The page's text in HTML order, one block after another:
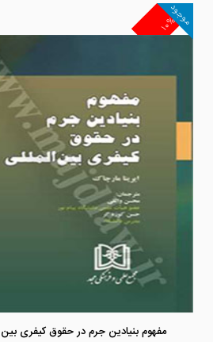
۱۰%
موجود
مفهوم بنیادین جرم در حقوق کیفری بین